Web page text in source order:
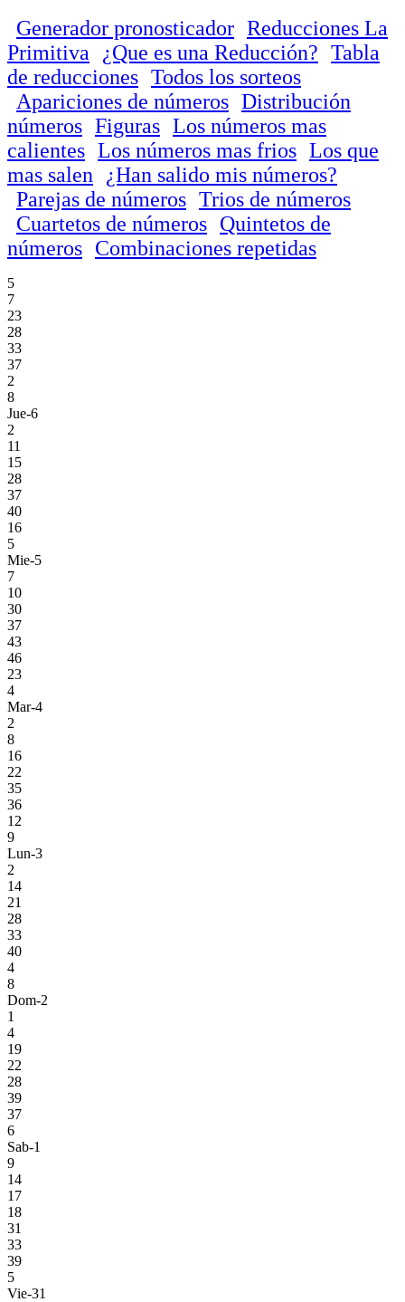
Generador pronosticador Reducciones La
Primitiva
¿Que es una Reducción? Tabla
de reducciones Todos los sorteos
Apariciones de números Distribución
números Figuras Los números mas
calientes Los números mas frios Los que
mas salen
¿Han salido mis números?
Parejas de números Trios de números
Cuartetos de números Quintetos de
números Combinaciones repetidas
5
7
23
28
33
37
2
8
Jue-6
2
11
15
28
37
40
16
5
Mie-5
7
10
30
37
43
46
23
4
Mar-4
2
8
16
22
35
36
12
9
Lun-3
2
14
21
28
33
40
4
8
Dom-2
1
4
19
22
28
39
37
6
Sab-1
9
14
17
18
31
33
39
5
Vie-31